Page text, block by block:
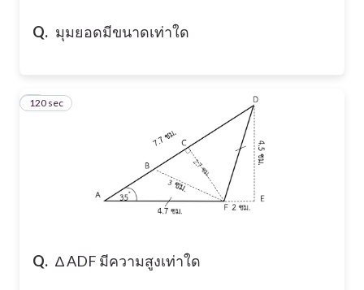
Q. มุมยอดมีขนาดเท่าใด
Q. ∆ ADF มีความสูงเท่าใด
6
120 sec